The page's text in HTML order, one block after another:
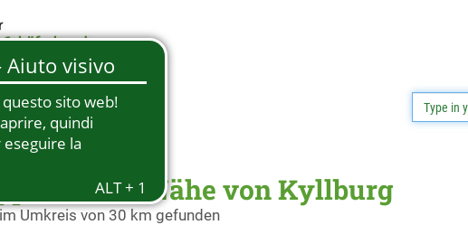
in der Nähe von Kyllburg
Umkreis von 30 km gefunden